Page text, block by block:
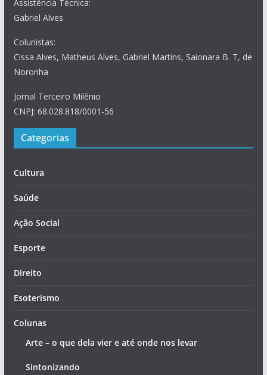
Assistência Técnica:
Gabriel Alves
Colunistas:
Cissa Alves, Matheus Alves, Gabriel Martins, Saionara B. T, de
Noronha
Jornal Terceiro Milênio
CNPJ: 68.028.818/0001-56
Categorias
Cultura
Saúde
Ação Social
Esporte
Direito
Esoterismo
Colunas
Arte – o que dela vier e até onde nos levar
Sintonizando